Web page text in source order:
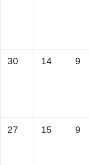
30 14 9
27 15 9